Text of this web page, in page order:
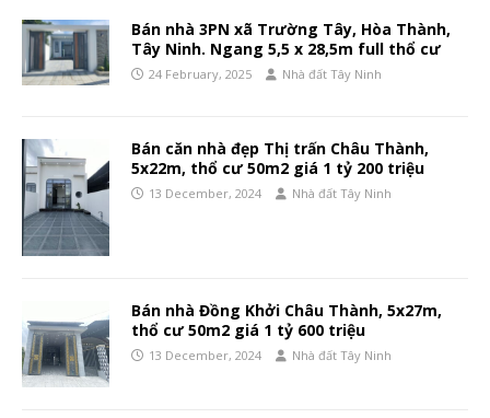
Bán nhà 3PN xã Trường Tây, Hòa Thành,
Tây Ninh. Ngang 5,5 x 28,5m full thổ cư
24 February, 2025 Nhà đất Tây Ninh
Bán căn nhà đẹp Thị trấn Châu Thành,
5x22m, thổ cư 50m2 giá 1 tỷ 200 triệu
13 December, 2024 Nhà đất Tây Ninh
Bán nhà Đồng Khởi Châu Thành, 5x27m,
thổ cư 50m2 giá 1 tỷ 600 triệu
13 December, 2024 Nhà đất Tây Ninh